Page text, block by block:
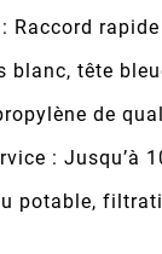
Raccord
blanc, tête
de
: Jusqu’à
potable,